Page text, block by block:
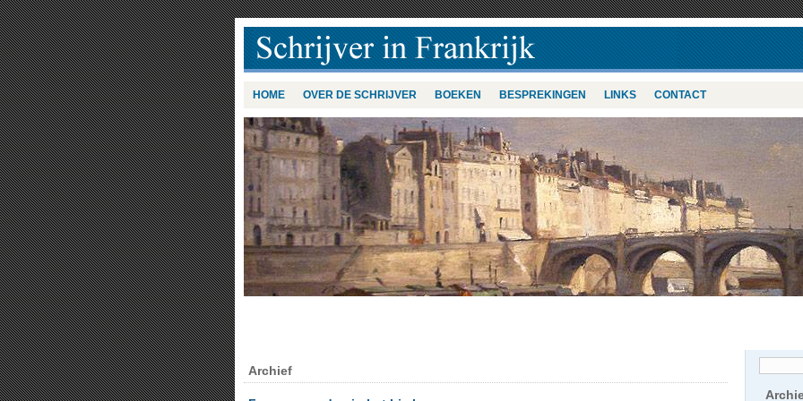
HOME OVER DE SCHRIJVER BOEKEN BESPREKINGEN LINKS CONTACT
Archief